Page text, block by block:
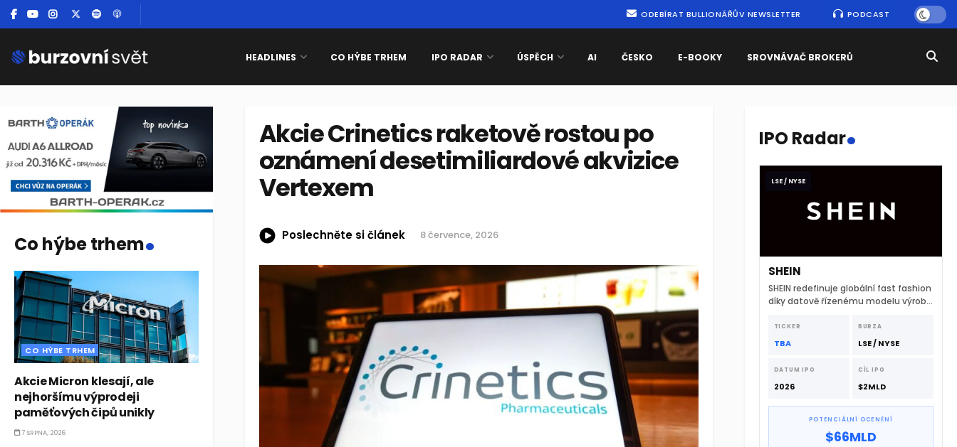
ODEBÍRAT BULLIONÁŘŮV NEWSLETTER PODCAST
HEADLINES CO HÝBE TRHEM IPO RADAR ÚSPĚCH AI ČESKO E-BOOKY SROVNÁVAČ BROKERŮ
Akcie Crinetics raketově rostou po
oznámení desetimiliardové akvizice
Vertexem
Poslechněte si článek 8 července, 2026
Co hýbe trhem.
CO HÝBE TRHEM
Akcie Micron klesají, ale
nejhoršímu výprodeji
paměťových čipů unikly
7 SRPNA, 2026
IPO Radar.
LSE / NYSE
SHEIN
SHEIN redefinuje globální fast fashion
díky datově řízenému modelu výroby
dodavatelskému řetězci.
TICKER
TBA
BURZA
LSE / NYSE
DATUM IPO
2026
CÍL IPO
$2MLD
POTENCIÁLNÍ OCENĚNÍ
$66MLD